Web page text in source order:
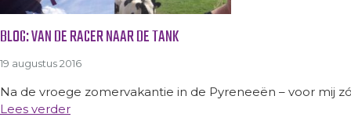
BLOG: VAN DE RACER NAAR DE TANK
19 augustus 2016
Na de vroege zomervakantie in de Pyreneeën – voor mij
Lees verder